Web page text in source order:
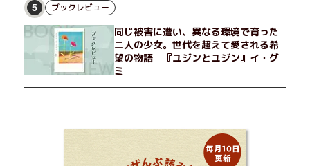
5 ブックレビュー
同じ被害に遭い、異なる環境で育った
二人の少女。世代を超えて愛される希
望の物語 『ユジンとユジン』イ・グ
ミ